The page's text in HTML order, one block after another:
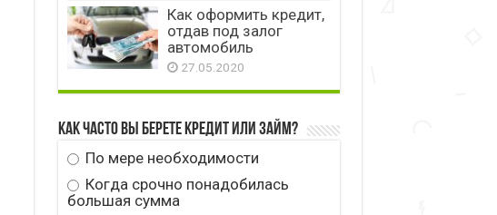
Как оформить кредит,
отдав под залог
автомобиль
27.05.2020
Как часто вы берете кредит или займ?
По мере необходимости
Когда срочно понадобилась
большая сумма